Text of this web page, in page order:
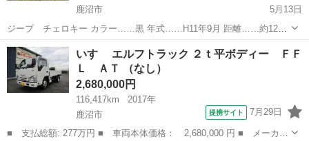
鹿沼市
5月13日
ジープ チェロキー カラー……黒 年式……H11年9月 距離……約12万
8千km 車検……2025年4月10日 激安になります！ 現車確認大歓迎 税
金 安い1ナンバー 走る曲がる止まる異常ないです 気になる方ご連絡お
願...
栃木 鹿沼市 その他 チェロキー
いすゞ エルフトラック ２ｔ平ボディー ＦＦ
Ｌ ＡＴ （なし）
2,680,000円
116,417km
2017年
鹿沼市
提携サイト 7月29日
■ 支払総額: 277万円 ■ 車両本体価格： 2,680,000 円 ■ メーカー